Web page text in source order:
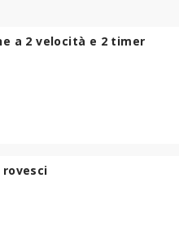
a 2 velocità e 2 timer
rovesci